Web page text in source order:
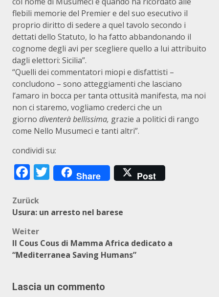
flebili memorie del Premier e del suo esecutivo il
proprio diritto di sedere a quel tavolo secondo i
dettati dello Statuto, lo ha fatto abbandonando il
cognome degli avi per scegliere quello a lui attribuito
dagli elettori: Sicilia”.
“Quelli dei commentatori miopi e disfattisti –
concludono – sono atteggiamenti che lasciano
l’amaro in bocca per tanta ottusità manifesta, ma noi
non ci staremo, vogliamo crederci che un
giorno diventerà bellissima, grazie a politici di rango
come Nello Musumeci e tanti altri”.
condividi su:
Facebook
Twitter
Share Post
Beitragsnavigation
Zurück
Usura: un arresto nel barese
Weiter
Il Cous Cous di Mamma Africa dedicato a
“Mediterranea Saving Humans”
Lascia un commento